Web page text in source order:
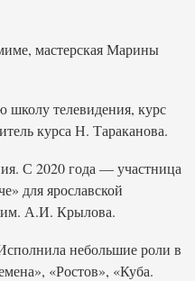
мастерская Марины
школу телевидения, курс
курса Н. Тараканова.
С 2020 года — участница
для ярославской
им. А.И. Крылова.
небольшие роли в
«Ростов», «Куба.